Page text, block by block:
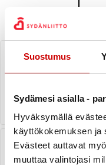
Suostumus
Sydämesi asialla -
Hyväksymällä
käyttökokemuksen ja
Evästeet auttavat
muuttaa valintojasi
Mekaaninen
sähkövirta
Sydän tykyttää ja
miksi monia